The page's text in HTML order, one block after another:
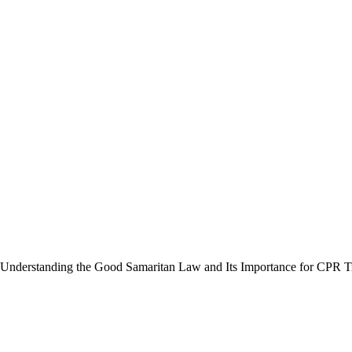
Understanding the Good Samaritan Law and Its Importance for CPR